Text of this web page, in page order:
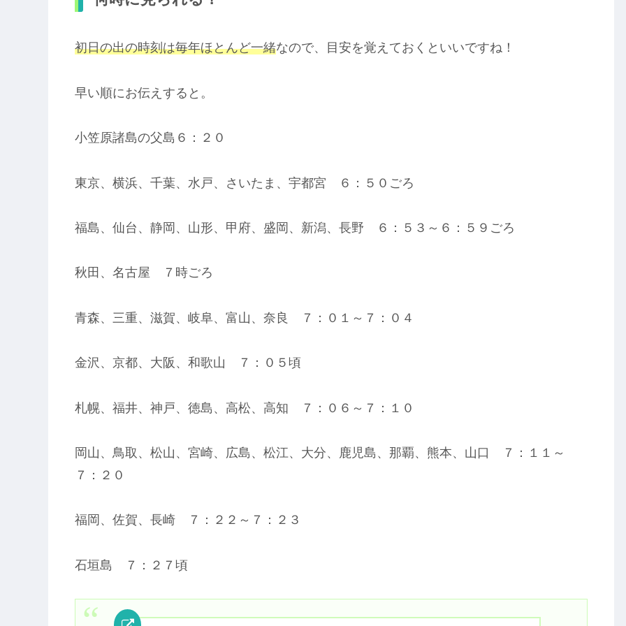
初日の出の時刻は毎年ほとんど一緒なので、目安を覚えておくといいですね！
早い順にお伝えすると。
小笠原諸島の父島６：２０
東京、横浜、千葉、水戸、さいたま、宇都宮 ６：５０ごろ
福島、仙台、静岡、山形、甲府、盛岡、新潟、長野 ６：５３～６：５９ごろ
秋田、名古屋 ７時ごろ
青森、三重、滋賀、岐阜、富山、奈良 ７：０１～７：０４
金沢、京都、大阪、和歌山 ７：０５頃
札幌、福井、神戸、徳島、高松、高知 ７：０６～７：１０
岡山、鳥取、松山、宮崎、広島、松江、大分、鹿児島、那覇、熊本、山口 ７：１１～
７：２０
福岡、佐賀、長崎 ７：２２～７：２３
石垣島 ７：２７頃